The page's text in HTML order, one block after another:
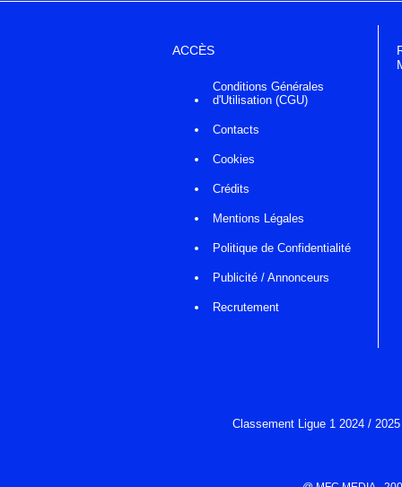
ACCÈS
Conditions Générales
d'Utilisation (CGU)
Contacts
Cookies
Crédits
Mentions Légales
Politique de Confidentialité
Publicité / Annonceurs
Recrutement
Classement Ligue 1 2024 / 2025